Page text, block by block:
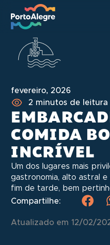
fevereiro, 2026
2 minutos de leitura
COMIDA
INCRÍVEL
Um dos lugares mais
gastronomia, alto astral
fim de tarde, bem
Compartilhe:
Atualizado em 12/02/